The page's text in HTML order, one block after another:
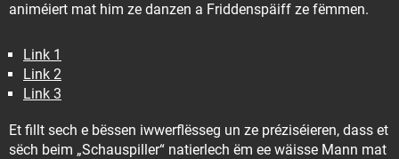
animéiert mat him ze danzen a Friddenspäiff ze fëmmen.
Link 1
Link 2
Link 3
Et fillt sech e bëssen iwwerflësseg un ze préziséieren, dass et
sëch beim „Schauspiller“ natierlech ëm ee wäisse Mann mat